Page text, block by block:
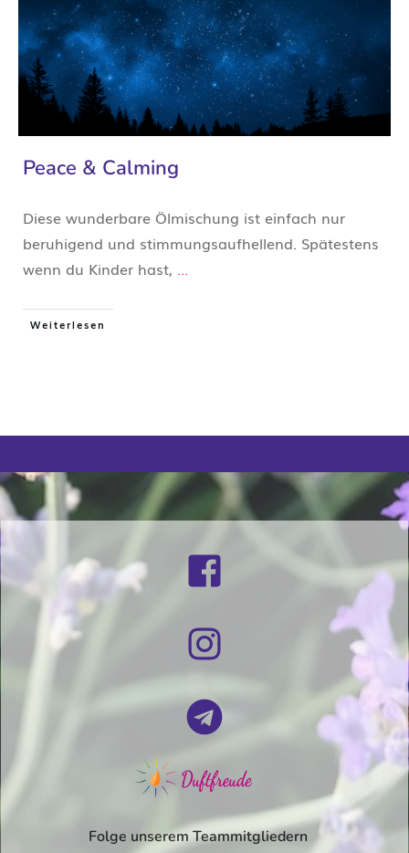
Peace & Calming
Diese wunderbare Ölmischung ist einfach nur
beruhigend und stimmungsaufhellend. Spätestens
wenn du Kinder hast, ...
Weiterlesen
Folge unserem Teammitgliedern